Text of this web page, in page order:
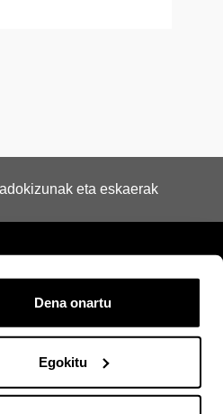
Dena onartu
Egokitu
eta eskaerak
Kontaktua
en
Youtube-en
EHU Vimeo-enEHU Flickr-en